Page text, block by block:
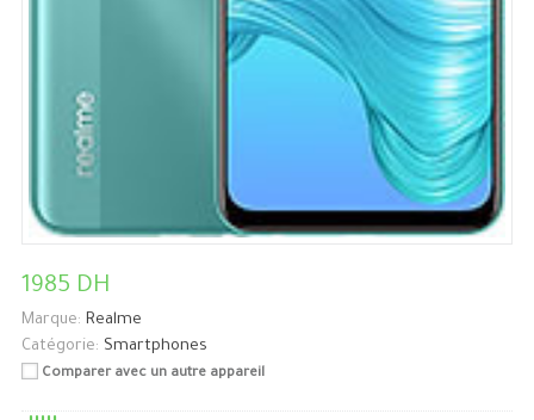
1985 DH
Marque: Realme
Catégorie: Smartphones
Comparer avec un autre appareil